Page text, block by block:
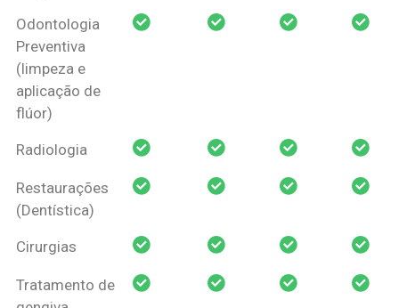
Odontologia
Preventiva
(limpeza e
aplicação de
flúor)
Radiologia
Restaurações
(Dentística)
Cirurgias
Tratamento de